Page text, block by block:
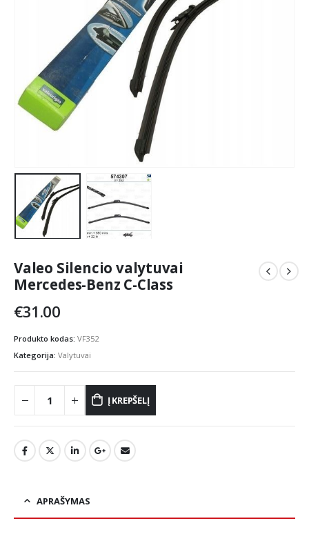
Valeo Silencio valytuvai
Mercedes-Benz C-Class
€31.00
Produkto kodas: VF352
Kategorija: Valytuvai
Į KREPŠELĮ
APRAŠYMAS